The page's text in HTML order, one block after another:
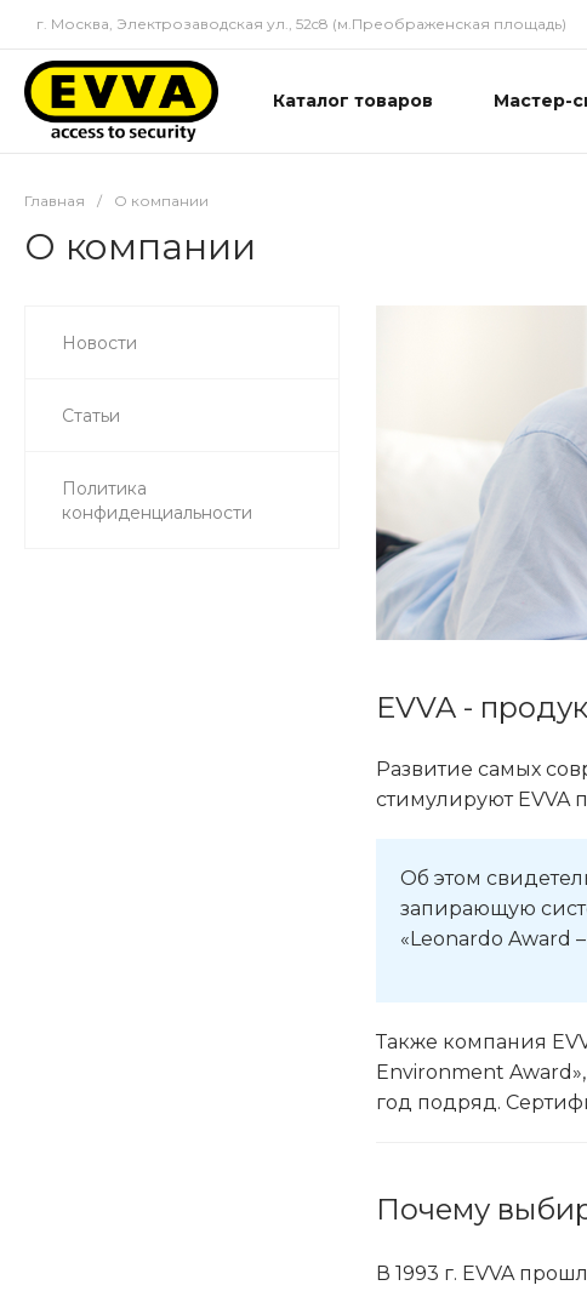
г. Москва, Электрозаводская ул., 52c8 (м.Преображенская площадь)
Каталог товаров Мастер-
Главная / О компании
О компании
Новости
Статьи
Политика
конфиденциальности
EVVA -
Развитие самых
стимулируют EVVA
Об этом
запирающую
«Leonardo Award
Также компания
Environment
год подряд.
Почему
В 1993 г. EVVA